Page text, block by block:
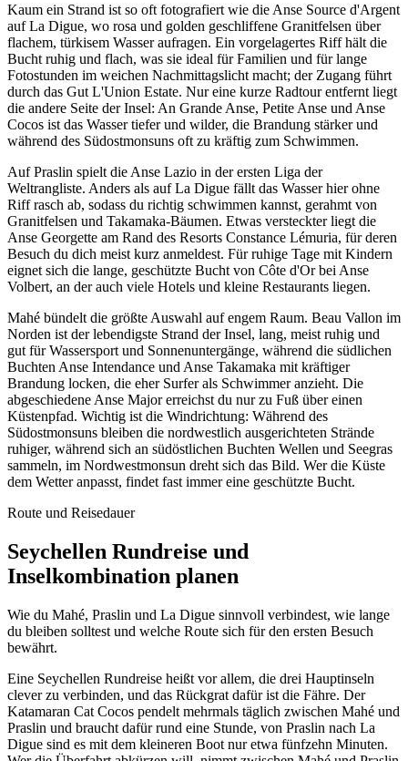
Kaum ein Strand ist so oft fotografiert wie die Anse Source d'Argent
auf La Digue, wo rosa und golden geschliffene Granitfelsen über
flachem, türkisem Wasser aufragen. Ein vorgelagertes Riff hält die
Bucht ruhig und flach, was sie ideal für Familien und für lange
Fotostunden im weichen Nachmittagslicht macht; der Zugang führt
durch das Gut L'Union Estate. Nur eine kurze Radtour entfernt liegt
die andere Seite der Insel: An Grande Anse, Petite Anse und Anse
Cocos ist das Wasser tiefer und wilder, die Brandung stärker und
während des Südostmonsuns oft zu kräftig zum Schwimmen.
Auf Praslin spielt die Anse Lazio in der ersten Liga der
Weltrangliste. Anders als auf La Digue fällt das Wasser hier ohne
Riff rasch ab, sodass du richtig schwimmen kannst, gerahmt von
Granitfelsen und Takamaka-Bäumen. Etwas versteckter liegt die
Anse Georgette am Rand des Resorts Constance Lémuria, für deren
Besuch du dich meist kurz anmeldest. Für ruhige Tage mit Kindern
eignet sich die lange, geschützte Bucht von Côte d'Or bei Anse
Volbert, an der auch viele Hotels und kleine Restaurants liegen.
Mahé bündelt die größte Auswahl auf engem Raum. Beau Vallon im
Norden ist der lebendigste Strand der Insel, lang, meist ruhig und
gut für Wassersport und Sonnenuntergänge, während die südlichen
Buchten Anse Intendance und Anse Takamaka mit kräftiger
Brandung locken, die eher Surfer als Schwimmer anzieht. Die
abgeschiedene Anse Major erreichst du nur zu Fuß über einen
Küstenpfad. Wichtig ist die Windrichtung: Während des
Südostmonsuns bleiben die nordwestlich ausgerichteten Strände
ruhiger, während sich an südöstlichen Buchten Wellen und Seegras
sammeln, im Nordwestmonsun dreht sich das Bild. Wer die Küste
dem Wetter anpasst, findet fast immer eine geschützte Bucht.
Route und Reisedauer
Seychellen Rundreise und
Inselkombination planen
Wie du Mahé, Praslin und La Digue sinnvoll verbindest, wie lange
du bleiben solltest und welche Route sich für den ersten Besuch
bewährt.
Eine Seychellen Rundreise heißt vor allem, die drei Hauptinseln
clever zu verbinden, und das Rückgrat dafür ist die Fähre. Der
Katamaran Cat Cocos pendelt mehrmals täglich zwischen Mahé und
Praslin und braucht dafür rund eine Stunde, von Praslin nach La
Digue sind es mit dem kleineren Boot nur etwa fünfzehn Minuten.